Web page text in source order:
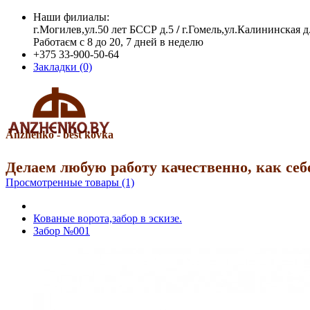
Наши филиалы:
г.Могилев,ул.50 лет БССР д.5 /г.Гомель,ул.Калининская
Работаєм с 8 до 20, 7 дней в неделю
+375 33-900-50-64
Закладки (0)
Anzhenko - best kovka
Делаем любую работу качественно, как
Просмотренные товары (1)
Кованые ворота,забор в эскизе.
Забор №001